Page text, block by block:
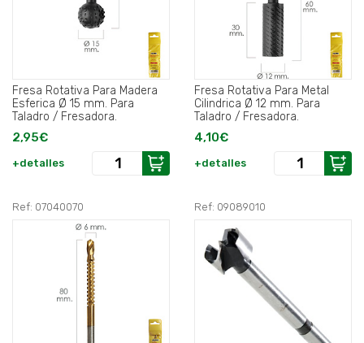
Fresa Rotativa Para Madera
Esferica Ø 15 mm. Para
Taladro / Fresadora.
2,95€
+detalles
Fresa Rotativa Para Metal
Cilindrica Ø 12 mm. Para
Taladro / Fresadora.
4,10€
+detalles
Ref: 07040070 Ref: 09089010